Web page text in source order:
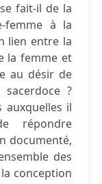
fait-il de la
femme à la
lien entre la
la femme et
au désir de
?
il
répondre
documenté,
des
conception